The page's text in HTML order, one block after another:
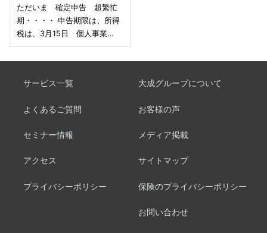
ただいま 確定申告 超繁忙
期・・・・ 申告期限は、所得
税は、3月15日 個人事業…
サービス一覧 大成グループについて
よくあるご質問 お客様の声
セミナー情報 メディア掲載
アクセス サイトマップ
プライバシーポリシー 保険のプライバシーポリシー
お問い合わせ